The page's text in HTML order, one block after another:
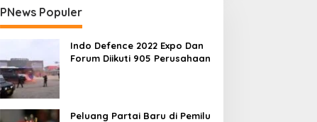
PNews Populer
Indo Defence 2022 Expo Dan
Forum Diikuti 905 Perusahaan
Peluang Partai Baru di Pemilu